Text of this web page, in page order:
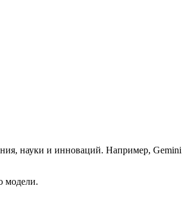
науки и инноваций. Например, Gemini
модели.